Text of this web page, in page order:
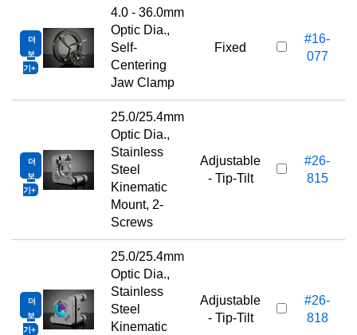
더
보
기
4.0 - 36.0mm
Optic Dia.,
Self-
Centering
Jaw Clamp
Fixed
#16-
077
더
보
기
25.0/25.4mm
Optic Dia.,
Stainless
Steel
Kinematic
Mount, 2-
Screws
Adjustable
- Tip-Tilt
#26-
815
더
보
기
25.0/25.4mm
Optic Dia.,
Stainless
Steel
Kinematic
Adjustable
- Tip-Tilt
#26-
818